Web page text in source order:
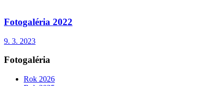
Fotogaléria 2022
9. 3. 2023
Fotogaléria
Rok 2026